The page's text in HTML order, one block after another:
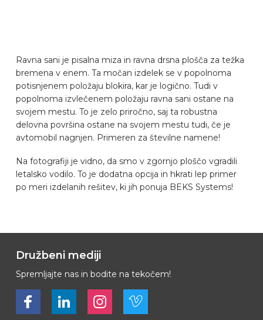
Ravna sani je pisalna miza in ravna drsna plošča za težka
bremena v enem. Ta močan izdelek se v popolnoma
potisnjenem položaju blokira, kar je logično. Tudi v
popolnoma izvlečenem položaju ravna sani ostane na
svojem mestu. To je zelo priročno, saj ta robustna
delovna površina ostane na svojem mestu tudi, če je
avtomobil nagnjen. Primeren za številne namene!
Na fotografiji je vidno, da smo v zgornjo ploščo vgradili
letalsko vodilo. To je dodatna opcija in hkrati lep primer
po meri izdelanih rešitev, ki jih ponuja BEKS Systems!
Družbeni mediji
Spremljajte nas in bodite na tekočem!
Bekijk ons op FacebookBekijk ons op LinkedInBekijk ons op LinkedInBekijk ons op Vimeo